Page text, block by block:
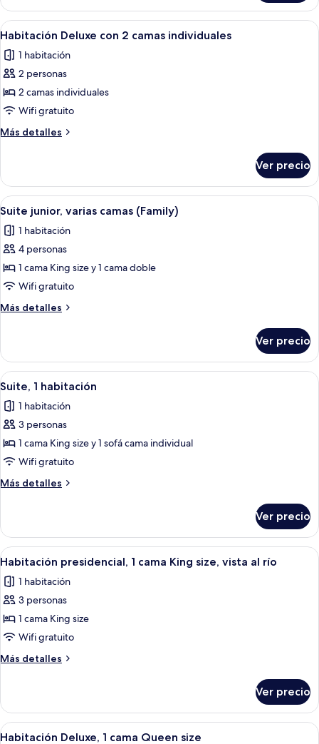
Queen
Room
Abrir
todas
las
fotos
de
Habitación
Deluxe
con
camas
individuales
Una habitación de hotel con una
8
Habitación Deluxe con 2 camas individuales
1 habitación
2 personas
2 camas individuales
Wifi gratuito
Más detalles
Más
Deluxe
con
2
individuales
Ver precio
Abrir
todas
las
fotos
de
Suite
junior,
varias
(Family)
Habitación de hotel con una cama
7
Suite junior, varias camas (Family)
1 habitación
4 personas
1 cama King size y 1 cama doble
Wifi gratuito
Más detalles
Más
junior,
varias
camas
Ver precio
Abrir
todas
las
fotos
de
Suite,
1
habitación
Habitación de hotel moderna con
8
Suite, 1 habitación
1 habitación
3 personas
1 cama King size y 1 sofá cama individual
Wifi gratuito
Más detalles
Más
1
habitación
Ver precio
Abrir
todas
las
fotos
de
Habitación
presidencial,
1
King
size,
vista
Habitación de hotel moderna con
14
Habitación presidencial, 1 cama King size, vista al río
1 habitación
3 personas
1 cama King size
Wifi gratuito
Más detalles
Más
presidencial,
cama
Ver precio
Abrir
Una habitación de hotel moderna
8
Habitación Deluxe, 1 cama Queen size